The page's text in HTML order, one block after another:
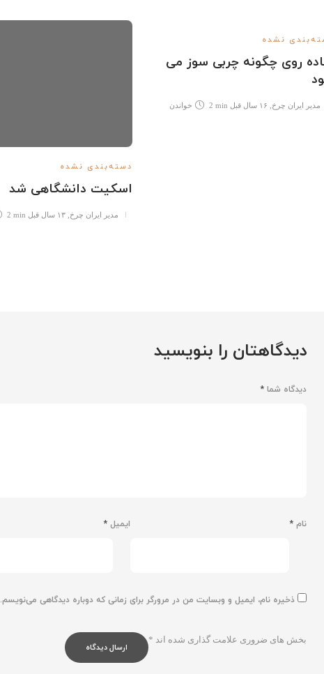
نشده
روی چگونه چربی سوز می
مدیر ایران چرخ ۱۶ سال قبل 2 min خواندن
دسته‌بندی نشده
اسکیت دانشگاهی شد
مدیر ایران چرخ ۱۳ سال قبل 2 min
دیدگاهتان را بنویسید
دیدگاه شما *
نام * ایمیل *
ذخیره نام، ایمیل و وبسایت من در مرورگر برای زمانی که دوباره دیدگاهی می‌نویسم.
بخش های ضروری علامت گذاری شده اند *